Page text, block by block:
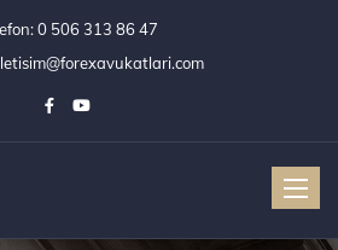
0 506 313 86 47